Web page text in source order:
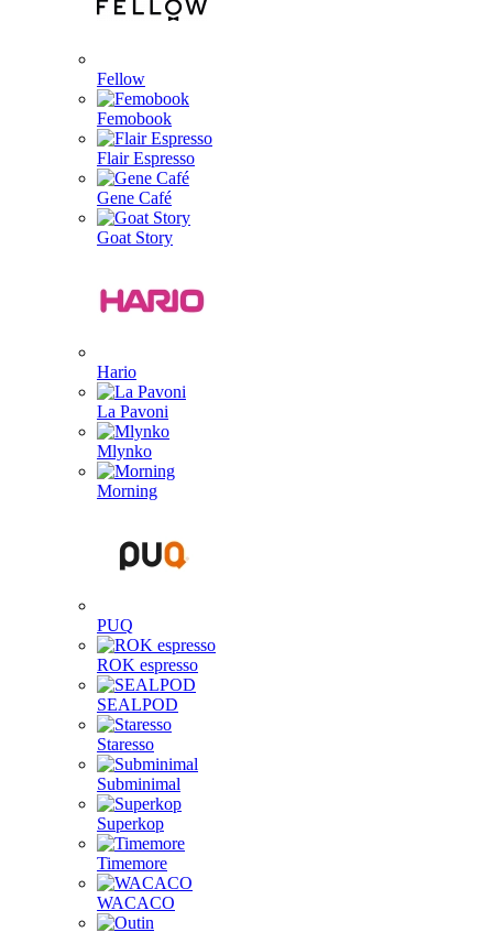
Fellow
Femobook
Flair Espresso
Gene Café
Goat Story
Hario
La Pavoni
Mlynko
Morning
PUQ
ROK espresso
SEALPOD
Staresso
Subminimal
Superkop
Timemore
WACACO